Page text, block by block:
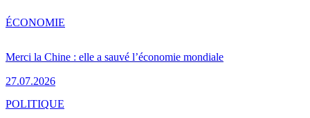
Merci la Chine : elle a sauvé l’économie mondiale
27.07.2026
ÉCONOMIE
POLITIQUE